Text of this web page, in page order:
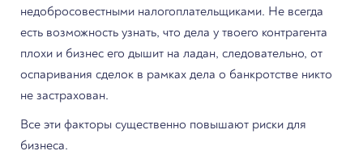
недобросовестными налогоплательщиками. Не всегда
есть возможность узнать, что дела у твоего контрагента
плохи и бизнес его дышит на ладан, следовательно, от
оспаривания сделок в рамках дела о банкротстве никто
не застрахован.
Все эти факторы существенно повышают риски для
бизнеса.